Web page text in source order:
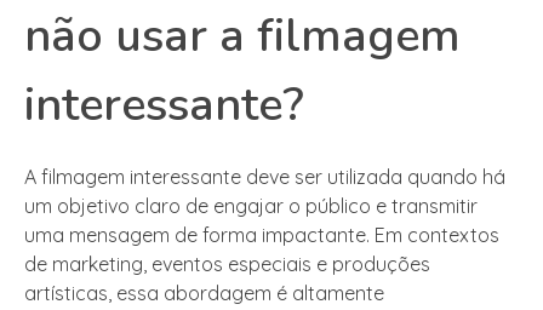
não usar a filmagem
interessante?
A filmagem interessante deve ser utilizada quando há
um objetivo claro de engajar o público e transmitir
uma mensagem de forma impactante. Em contextos
de marketing, eventos especiais e produções
artísticas, essa abordagem é altamente